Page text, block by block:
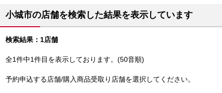
小城市の店舗を検索した結果を表示しています
検索結果：1店舗
全1件中1件目を表示しております。(50音順)
予約申込する店舗/購入商品受取り店舗を選択してください。